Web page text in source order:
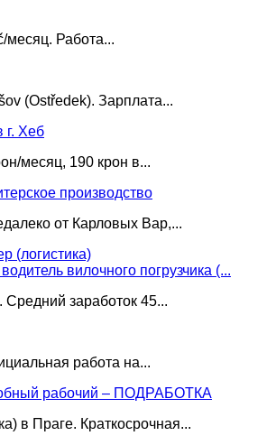
месяц. Работа...
(Ostředek). Зарплата...
г. Хеб
месяц, 190 крон в...
производство
от Карловых Вар,...
(логистика)
вилочного погрузчика (...
Средний заработок 45...
работа на...
рабочий – ПОДРАБОТКА
в Праге. Краткосрочная...